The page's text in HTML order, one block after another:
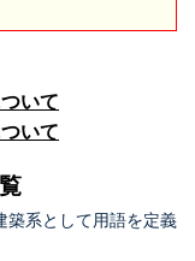
いて
いて
系として用語を定義